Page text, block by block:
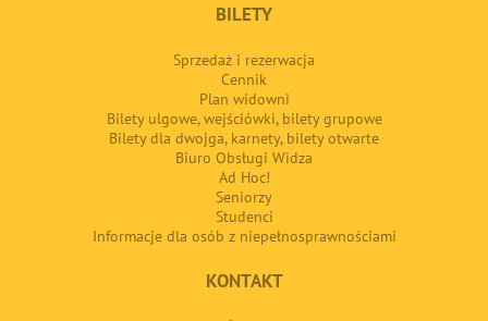
BILETY
Sprzedaż i rezerwacja
Cennik
Plan widowni
Bilety ulgowe, wejściówki, bilety grupowe
Bilety dla dwojga, karnety, bilety otwarte
Biuro Obsługi Widza
Ad Hoc!
Seniorzy
Studenci
Informacje dla osób z niepełnosprawnościami
KONTAKT